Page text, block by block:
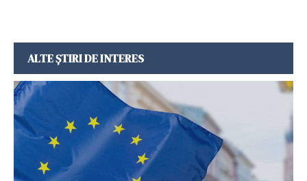
ALTE ȘTIRI DE INTERES